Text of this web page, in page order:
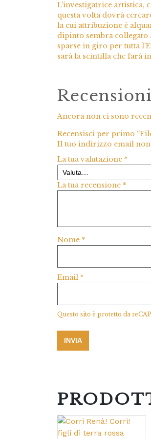
L’investigatrice artistica,
questa volta dovrà
la cui attribuzione è
dipinto sembra collegato
sparse in giro per tutta
sarà la scintilla che farà
Recensioni
Ancora non ci sono
Recensisci per primo
Il tuo indirizzo email non
La tua valutazione *
La tua recensione *
Nome *
Email *
Questo sito è protetto da